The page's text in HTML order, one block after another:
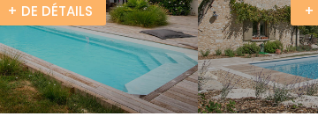
+ DE DÉTAILS +